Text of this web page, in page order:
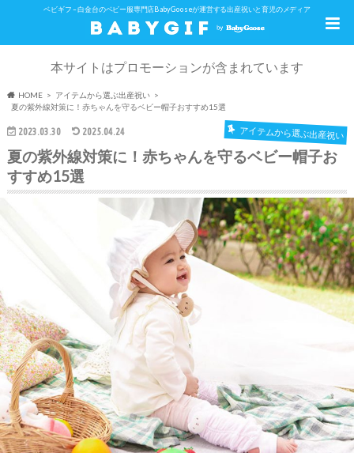
ベビギフ – 白金台のベビー服専門店BabyGooseが運営する出産祝いと育児のメディア
本サイトはプロモーションが含まれています
HOME
アイテムから選ぶ出産祝い
夏の紫外線対策に！赤ちゃんを守るベビー帽子おすすめ15選
2023.03.30 2025.04.24 アイテムから選ぶ出産祝い
夏の紫外線対策に！赤ちゃんを守るベビー帽子お
すすめ15選